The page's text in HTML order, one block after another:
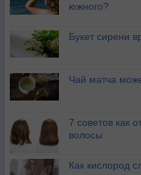
южного?
Букет сирени
Чай матча
7 советов как
волосы
Как кислород